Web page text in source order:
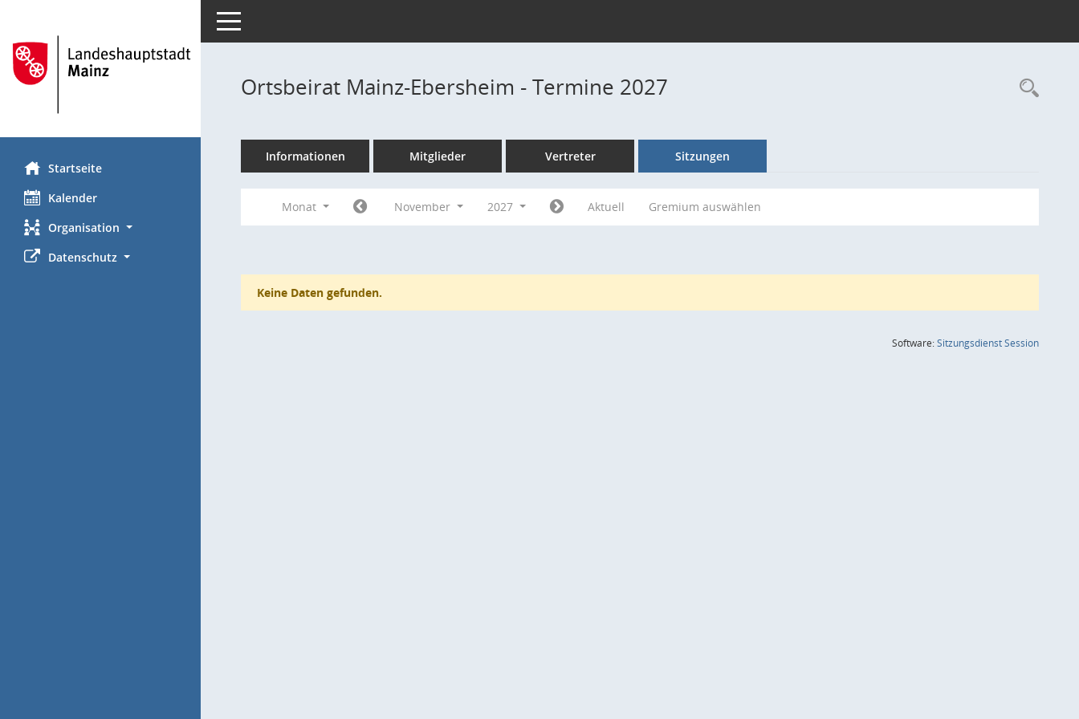
Startseite
Kalender
Organisation
Datenschutz
Toggle navigation
Ortsbeirat Mainz-Ebersheim - Termine 2027
Informationen Mitglieder Vertreter Sitzungen
Monat November 2027 Aktuell Gremium auswählen
Keine Daten gefunden.
Software:SitzungsdienstSession(Wird in